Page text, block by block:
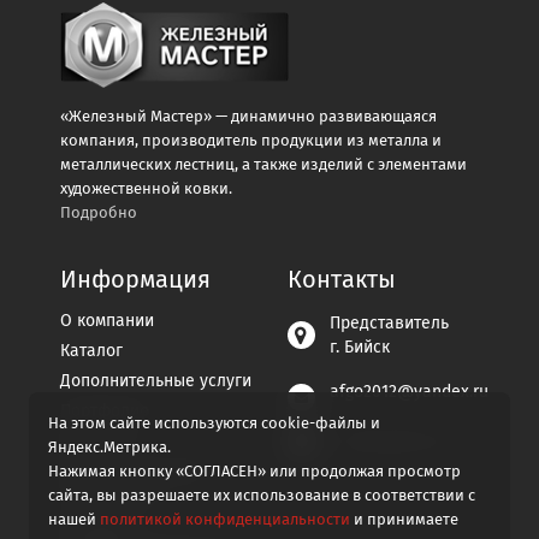
«Железный Мастер» — динамично развивающаяся
компания, производитель продукции из металла и
металлических лестниц, а также изделий с элементами
художественной ковки.
Подробно
Информация
О компании
Каталог
Дополнительные услуги
Контакты
Пользовательское
соглашение
Политика
Контакты
Представитель
г. Бийск
afgo2012@yandex.ru
На этом сайте используются cookie-файлы и
Яндекс.Метрика.
Нажимая кнопку «СОГЛАСЕН» или продолжая просмотр
сайта, вы разрешаете их использование в соответствии с
нашей политикой конфиденциальности и принимаете